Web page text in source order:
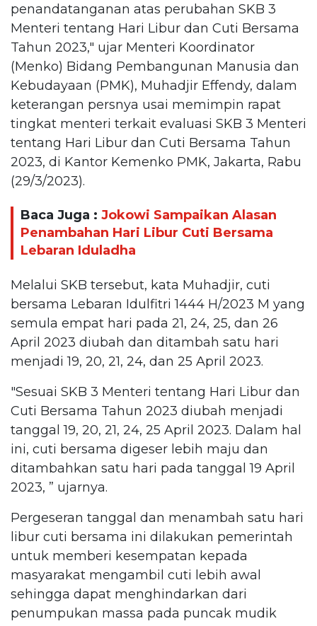
penandatanganan atas perubahan SKB 3
Menteri tentang Hari Libur dan Cuti Bersama
Tahun 2023," ujar Menteri Koordinator
(Menko) Bidang Pembangunan Manusia dan
Kebudayaan (PMK), Muhadjir Effendy, dalam
keterangan persnya usai memimpin rapat
tingkat menteri terkait evaluasi SKB 3 Menteri
tentang Hari Libur dan Cuti Bersama Tahun
2023, di Kantor Kemenko PMK, Jakarta, Rabu
(29/3/2023).
Baca Juga : Jokowi Sampaikan Alasan
Penambahan Hari Libur Cuti Bersama
Lebaran Iduladha
Melalui SKB tersebut, kata Muhadjir, cuti
bersama Lebaran Idulfitri 1444 H/2023 M yang
semula empat hari pada 21, 24, 25, dan 26
April 2023 diubah dan ditambah satu hari
menjadi 19, 20, 21, 24, dan 25 April 2023.
"Sesuai SKB 3 Menteri tentang Hari Libur dan
Cuti Bersama Tahun 2023 diubah menjadi
tanggal 19, 20, 21, 24, 25 April 2023. Dalam hal
ini, cuti bersama digeser lebih maju dan
ditambahkan satu hari pada tanggal 19 April
2023, ” ujarnya.
Pergeseran tanggal dan menambah satu hari
libur cuti bersama ini dilakukan pemerintah
untuk memberi kesempatan kepada
masyarakat mengambil cuti lebih awal
sehingga dapat menghindarkan dari
penumpukan massa pada puncak mudik